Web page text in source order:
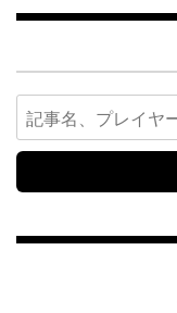
Search
for: